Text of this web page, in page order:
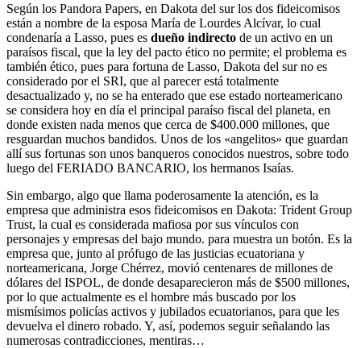
Según los Pandora Papers, en Dakota del sur los dos fideicomisos
están a nombre de la esposa María de Lourdes Alcívar, lo cual
condenaría a Lasso, pues es dueño indirecto de un activo en un
paraísos fiscal, que la ley del pacto ético no permite; el problema es
también ético, pues para fortuna de Lasso, Dakota del sur no es
considerado por el SRI, que al parecer está totalmente
desactualizado y, no se ha enterado que ese estado norteamericano
se considera hoy en día el principal paraíso fiscal del planeta, en
donde existen nada menos que cerca de $400.000 millones, que
resguardan muchos bandidos. Unos de los «angelitos» que guardan
allí sus fortunas son unos banqueros conocidos nuestros, sobre todo
luego del FERIADO BANCARIO, los hermanos Isaías.
Sin embargo, algo que llama poderosamente la atención, es la
empresa que administra esos fideicomisos en Dakota: Trident Group
Trust, la cual es considerada mafiosa por sus vínculos con
personajes y empresas del bajo mundo. para muestra un botón. Es la
empresa que, junto al prófugo de las justicias ecuatoriana y
norteamericana, Jorge Chérrez, movió centenares de millones de
dólares del ISPOL, de donde desaparecieron más de $500 millones,
por lo que actualmente es el hombre más buscado por los
mismísimos policías activos y jubilados ecuatorianos, para que les
devuelva el dinero robado. Y, así, podemos seguir señalando las
numerosas contradicciones, mentiras…